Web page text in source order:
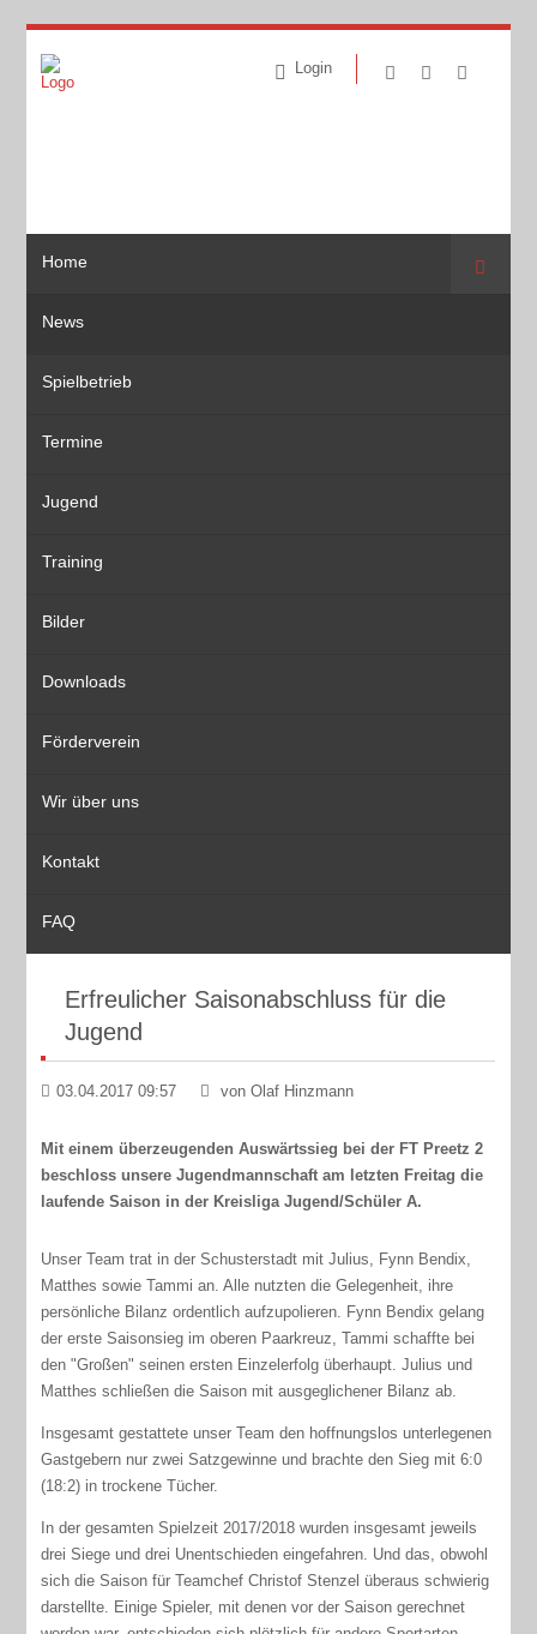
Login
Home
News
Spielbetrieb
Termine
Jugend
Training
Bilder
Downloads
Förderverein
Wir über uns
Kontakt
FAQ
Suche
Erfreulicher Saisonabschluss für die
Jugend
03.04.2017 09:57 von Olaf Hinzmann
Mit einem überzeugenden Auswärtssieg bei der FT Preetz 2
beschloss unsere Jugendmannschaft am letzten Freitag die
laufende Saison in der Kreisliga Jugend/Schüler A.
Unser Team trat in der Schusterstadt mit Julius, Fynn Bendix,
Matthes sowie Tammi an. Alle nutzten die Gelegenheit, ihre
persönliche Bilanz ordentlich aufzupolieren. Fynn Bendix gelang
der erste Saisonsieg im oberen Paarkreuz, Tammi schaffte bei
den "Großen" seinen ersten Einzelerfolg überhaupt. Julius und
Matthes schließen die Saison mit ausgeglichener Bilanz ab.
Insgesamt gestattete unser Team den hoffnungslos unterlegenen
Gastgebern nur zwei Satzgewinne und brachte den Sieg mit 6:0
(18:2) in trockene Tücher.
In der gesamten Spielzeit 2017/2018 wurden insgesamt jeweils
drei Siege und drei Unentschieden eingefahren. Und das, obwohl
sich die Saison für Teamchef Christof Stenzel überaus schwierig
darstellte. Einige Spieler, mit denen vor der Saison gerechnet